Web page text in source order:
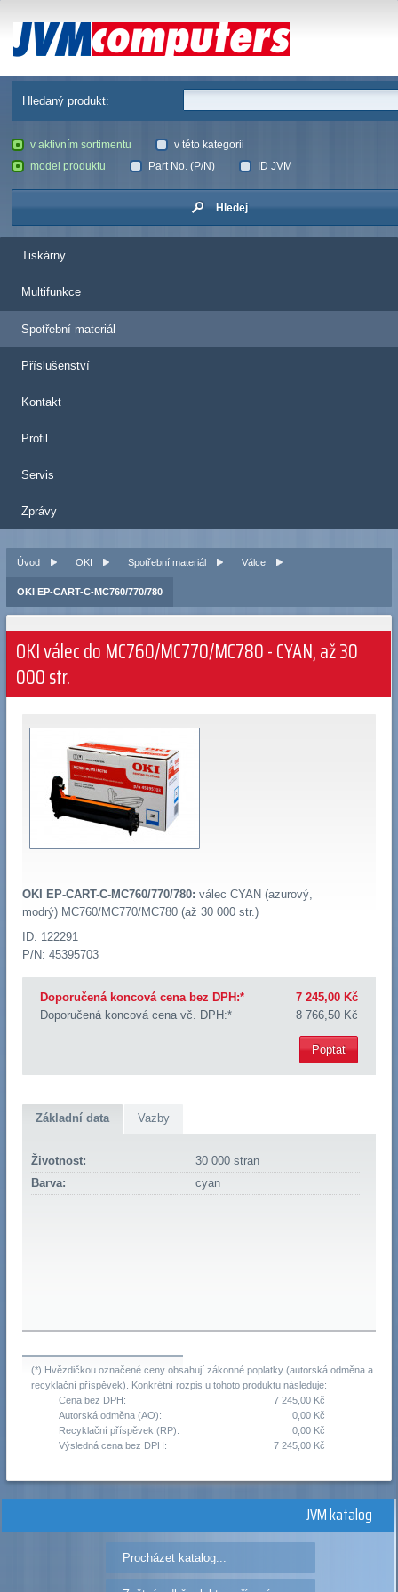
JVM Computers
Hledaný produkt:
v aktivním sortimentu
v této kategorii
model produktu
Part No. (P/N) ID JVM
Hledej
Tiskárny
Multifunkce
Spotřební materiál
Příslušenství
Kontakt
Profil
Servis
Zprávy
Úvod OKI Spotřební materiál Válce
OKI EP-CART-C-MC760/770/780
OKI válec do MC760/MC770/MC780 - CYAN, až 30
000 str.
OKI EP-CART-C-MC760/770/780: válec CYAN (azurový,
modrý) MC760/MC770/MC780 (až 30 000 str.)
ID: 122291
P/N: 45395703
Doporučená koncová cena bez DPH:*
7 245,00 Kč
Doporučená koncová cena vč. DPH:*
8 766,50 Kč
Poptat
Základní data Vazby
Životnost:
30 000 stran
Barva:
cyan
(*) Hvězdičkou označené ceny obsahují zákonné poplatky (autorská odměna a
recyklační příspěvek). Konkrétní rozpis u tohoto produktu následuje:
Cena bez DPH:
7 245,00 Kč
Autorská odměna (AO):
0,00 Kč
Recyklační příspěvek (RP):
0,00 Kč
Výsledná cena bez DPH:
7 245,00 Kč
JVM katalog
Procházet katalog...